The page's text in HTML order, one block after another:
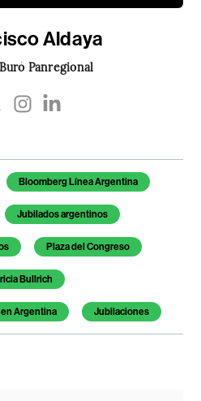
Aldaya
Panregional
Bloomberg Línea Argentina
Jubilados argentinos
Plaza del Congreso
Bullrich
Argentina Jubilaciones